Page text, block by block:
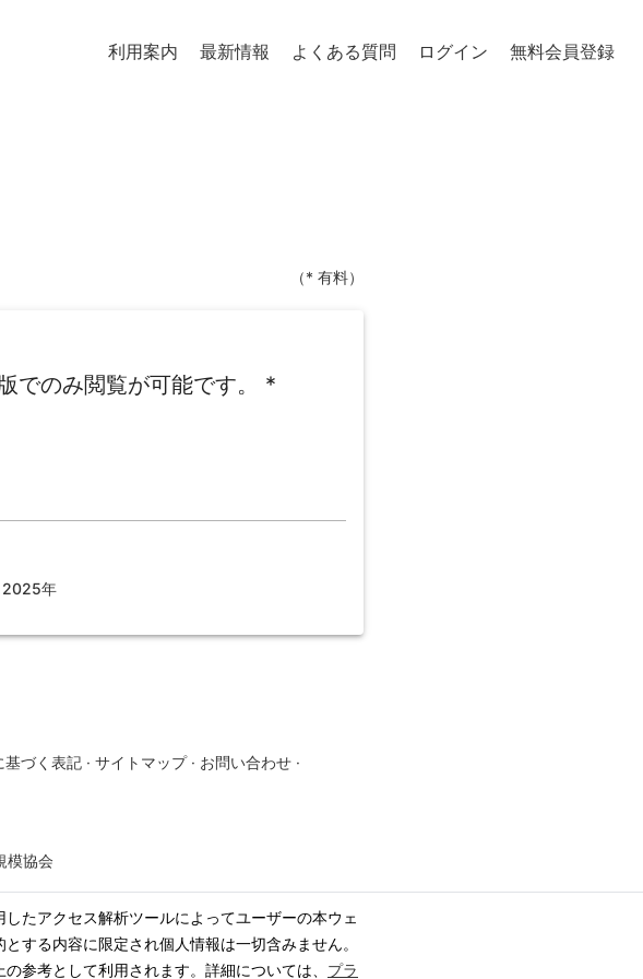
たアクセス解析ツールによってユーザーの本ウェ
する内容に限定され個人情報は一切含みません。
参考として利用されます。詳細については、 プラ
利用案内 最新情報 よくある質問 ログイン 無料会員登録
（* 有料）
のみ閲覧が可能です。 *
2025年
基づく表記 · サイトマップ · お問い合わせ ·
模協会